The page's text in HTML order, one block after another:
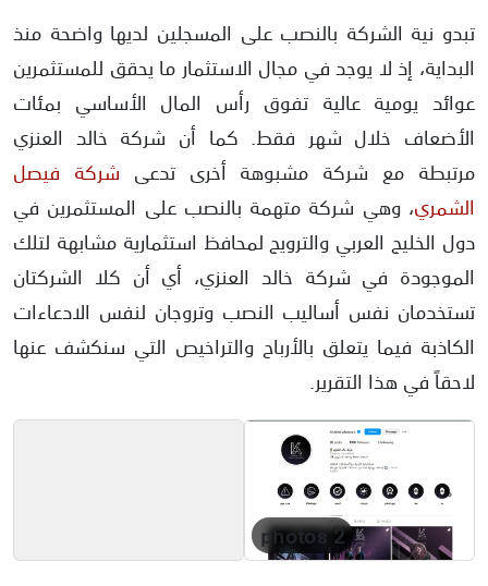
تبدو نية الشركة بالنصب على المسجلين لديها واضحة منذ
البداية، إذ لا يوجد في مجال الاستثمار ما يحقق للمستثمرين
عوائد يومية عالية تفوق رأس المال الأساسي بمئات
الأضعاف خلال شهر فقط. كما أن شركة خالد العنزي
مرتبطة مع شركة مشبوهة أخرى تدعى شركة فيصل
الشمري، وهي شركة متهمة بالنصب على المستثمرين في
دول الخليج العربي والترويج لمحافظ استثمارية مشابهة لتلك
الموجودة في شركة خالد العنزي، أي أن كلا الشركتان
تستخدمان نفس أساليب النصب وتروجان لنفس الادعاءات
الكاذبة فيما يتعلق بالأرباح والتراخيص التي سنكشف عنها
لاحقاً في هذا التقرير.
2 photos